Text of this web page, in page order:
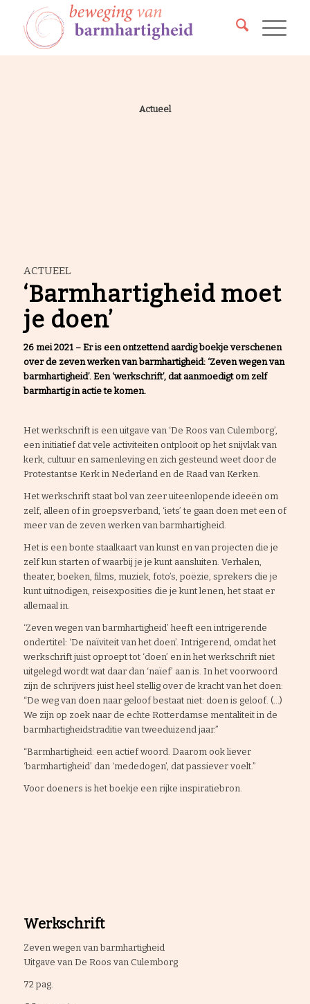
Actueel
ACTUEEL
‘Barmhartigheid moet
je doen’
26 mei 2021 – Er is een ontzettend aardig boekje verschenen
over de zeven werken van barmhartigheid: ‘Zeven wegen van
barmhartigheid’. Een ‘werkschrift’, dat aanmoedigt om zelf
barmhartig in actie te komen.
Het werkschrift is een uitgave van ‘De Roos van Culemborg’,
een initiatief dat vele activiteiten ontplooit op het snijvlak van
kerk, cultuur en samenleving en zich gesteund weet door de
Protestantse Kerk in Nederland en de Raad van Kerken.
Het werkschrift staat bol van zeer uiteenlopende ideeën om
zelf, alleen of in groepsverband, ‘iets’ te gaan doen met een of
meer van de zeven werken van barmhartigheid.
Het is een bonte staalkaart van kunst en van projecten die je
zelf kun starten of waarbij je je kunt aansluiten. Verhalen,
theater, boeken, films, muziek, foto’s, poëzie, sprekers die je
kunt uitnodigen, reisexposities die je kunt lenen, het staat er
allemaal in.
‘Zeven wegen van barmhartigheid’ heeft een intrigerende
ondertitel: ‘De naïviteit van het doen’. Intrigerend, omdat het
werkschrift juist oproept tot ‘doen’ en in het werkschrift niet
uitgelegd wordt wat daar dan ‘naïef’ aan is. In het voorwoord
zijn de schrijvers juist heel stellig over de kracht van het doen:
“De weg van doen naar geloof bestaat niet: doen is geloof. (…)
We zijn op zoek naar de echte Rotterdamse mentaliteit in de
barmhartigheidstraditie van tweeduizend jaar.”
“Barmhartigheid: een actief woord. Daarom ook liever
‘barmhartigheid’ dan ‘mededogen’, dat passiever voelt.”
Voor doeners is het boekje een rijke inspiratiebron.
Werkschrift
Zeven wegen van barmhartigheid
Uitgave van De Roos van Culemborg
72 pag.